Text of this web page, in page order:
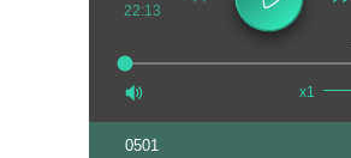
22:13
x1
0501